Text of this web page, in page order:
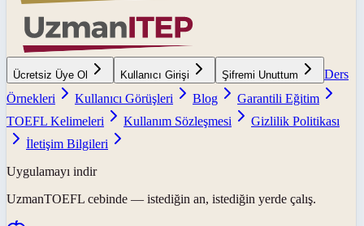
Ücretsiz Üye Ol Kullanıcı Girişi Şifremi Unuttum
Ders
Örnekleri
Kullanıcı Görüşleri Blog
Garantili Eğitim
TOEFL Kelimeleri
Kullanım Sözleşmesi
Gizlilik Politikası
İletişim Bilgileri
Uygulamayı indir
UzmanTOEFL cebinde — istediğin an, istediğin yerde çalış.